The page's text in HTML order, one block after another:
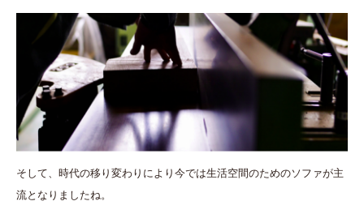
そして、時代の移り変わりにより今では生活空間のためのソファが主
流となりましたね。